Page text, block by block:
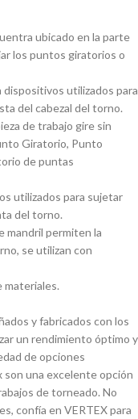
ubicado en la parte
los puntos giratorios o
utilizados para
del cabezal del torno.
de trabajo gire sin
Giratorio, Punto
de puntas
utilizados para sujetar
del torno.
mandril permiten la
se utilizan con
materiales.
y fabricados con los
un rendimiento óptimo y
de opciones
una excelente opción
de torneado. No
confí­a en VERTEX para